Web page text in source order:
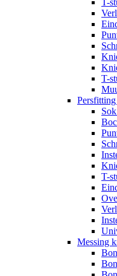
T-
T-
T-
Messing